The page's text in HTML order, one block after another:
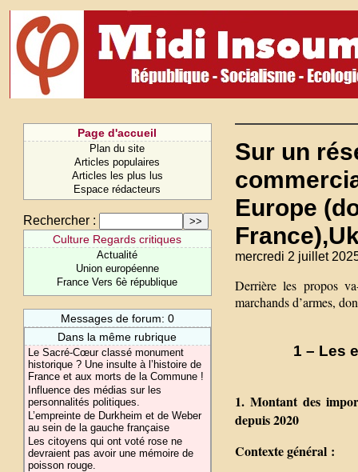
Page d'accueil
Plan du site
Articles populaires
Articles les plus lus
Espace rédacteurs
Rechercher :
Culture Regards critiques
Actualité
Union européenne
France Vers 6è république
Messages de forum: 0
Dans la même rubrique
Le Sacré-Cœur classé monument
historique ? Une insulte à l’histoire de
France et aux morts de la Commune !
Influence des médias sur les
personnalités politiques.
L’empreinte de Durkheim et de Weber
au sein de la gauche française
Les citoyens qui ont voté rose ne
devraient pas avoir une mémoire de
poisson rouge.
Sur un
Europe
mercredi 2 juillet
Derrière les propos
marchands d’armes,
1 – Les
1. Montant des
depuis 2020
Contexte général :